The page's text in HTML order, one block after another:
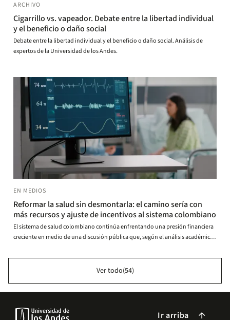
ARCHIVO
Cigarrillo vs. vapeador. Debate entre la libertad individual
y el beneficio o daño social
Debate entre la libertad individual y el beneficio o daño social. Análisis de
expertos de la Universidad de los Andes.
EN MEDIOS
Reformar la salud sin desmontarla: el camino sería con
más recursos y ajuste de incentivos al sistema colombiano
El sistema de salud colombiano continúa enfrentando una presión financiera
creciente en medio de una discusión pública que, según el análisis académico
debería centrarse menos en desmontar su arquitectura institucional, haciendo
una reforma y más en corregir fallas de diseño y funcionamiento.
Ver todo(54)
Ir arriba arrow_forward